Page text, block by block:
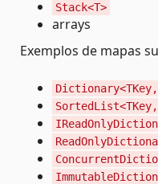
Stack<T>
arrays
Exemplos de mapas